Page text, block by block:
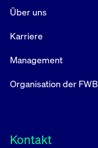
Über uns
Karriere
Management
Organisation der FWB
Kontakt